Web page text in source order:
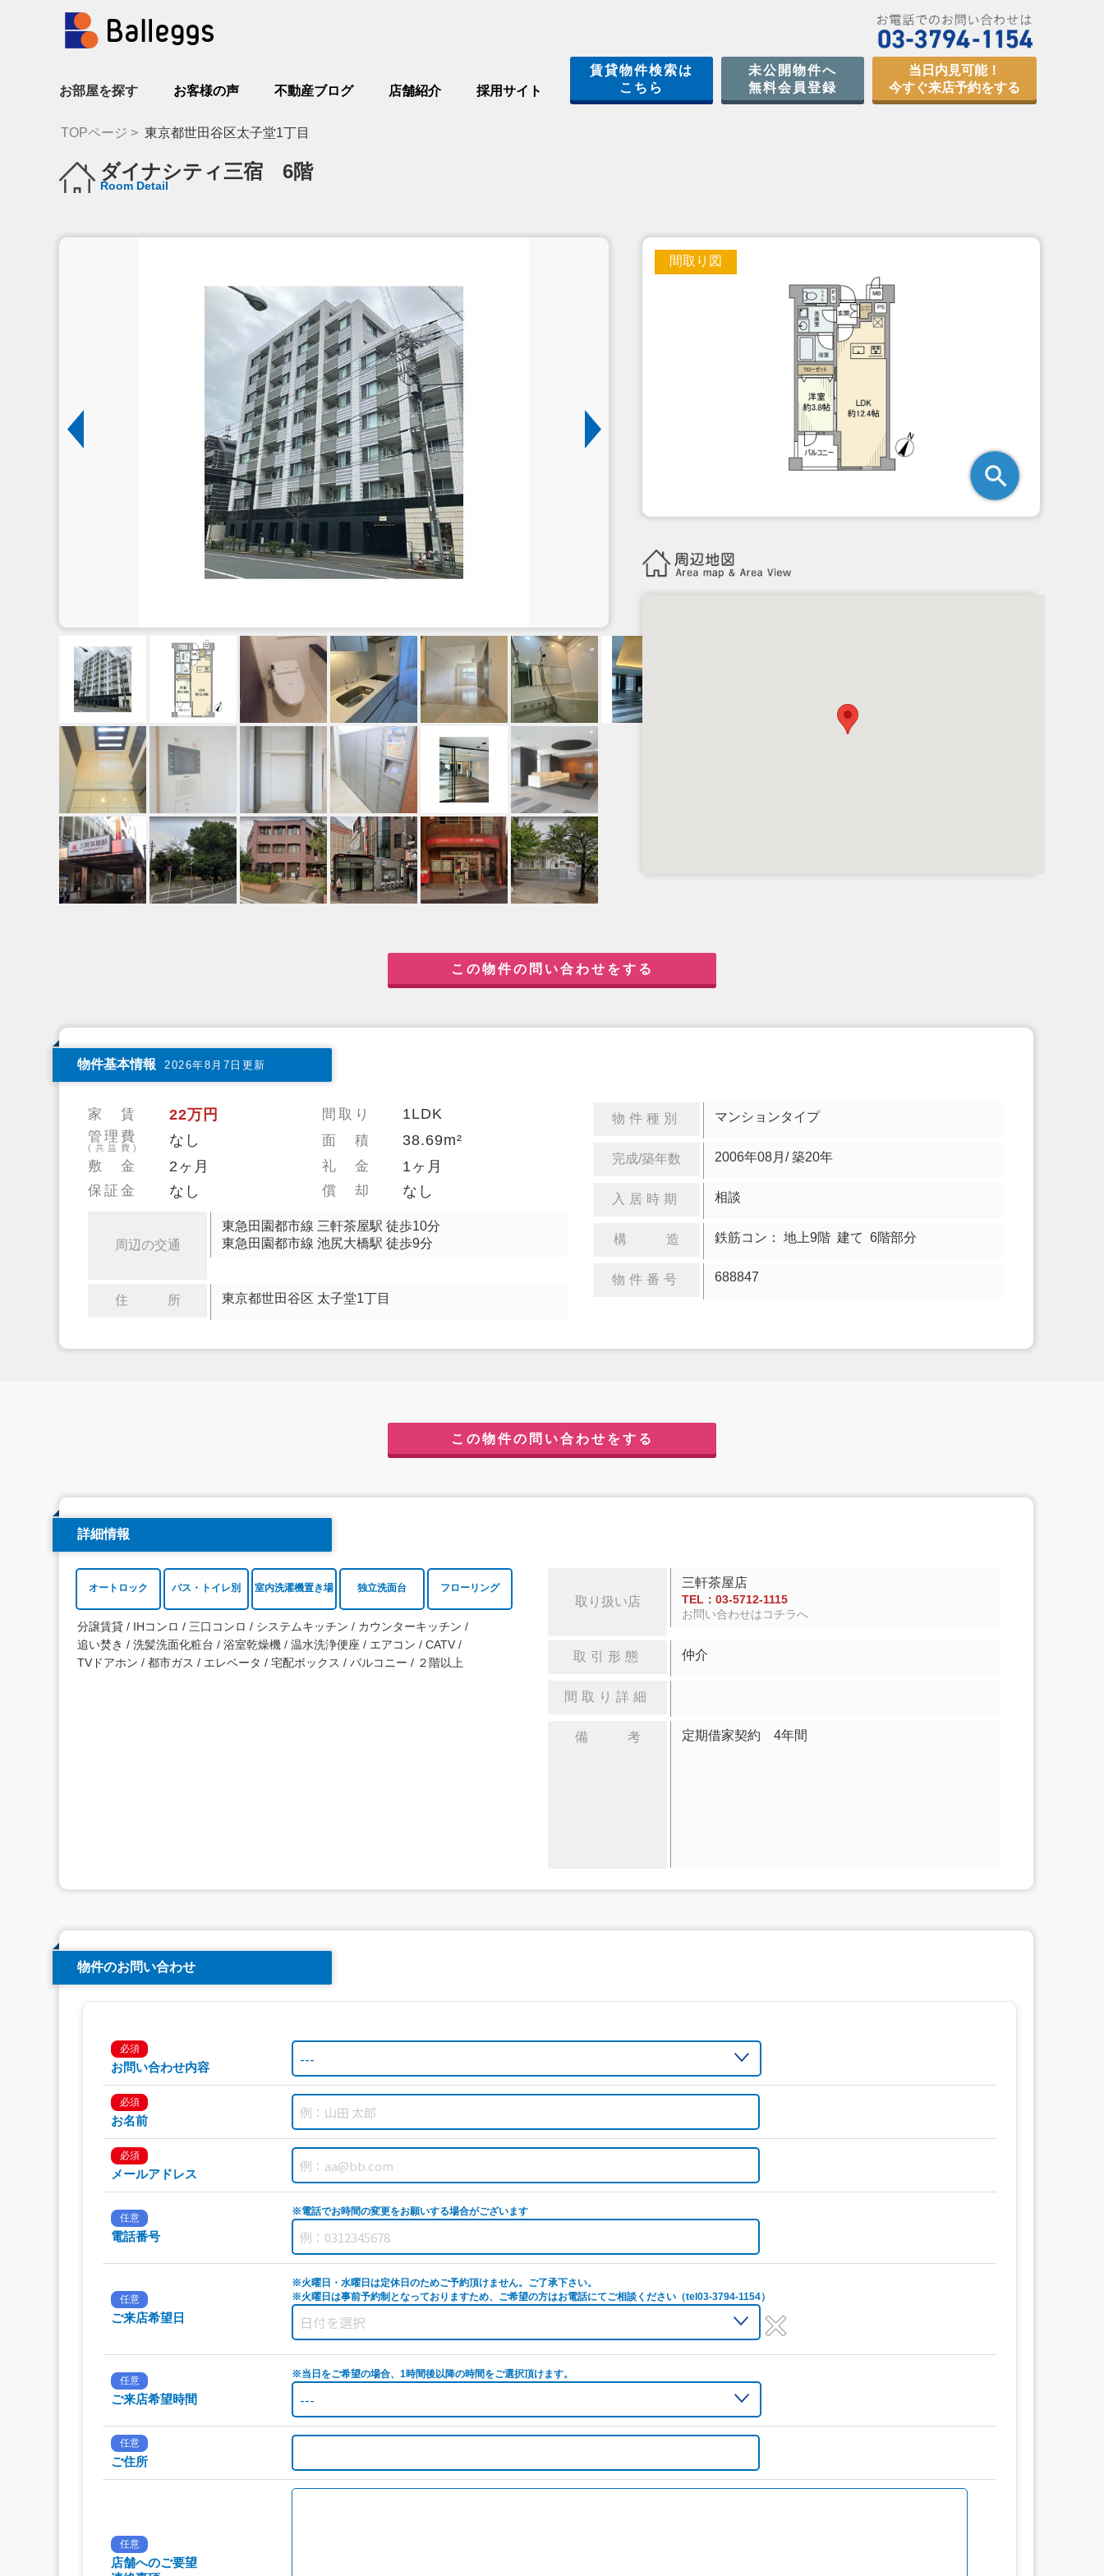
お部屋を探す お客様の声 不動産ブログ 店舗紹介 採用サイト
賃貸物件検索は
こちら
未公開物件へ
無料会員登録
当日内見可能！
今すぐ来店予約をする
TOPページ 東京都世田谷区太子堂1丁目
ダイナシティ三宿 6階
Room Detail
間取り図
この物件の問い合わせをする
物件基本情報 2026年8月7日更新
家 賃 22万円 間取り 1LDK
管理費
(共益費) なし 面 積 38.69m²
敷 金 2ヶ月 礼 金 1ヶ月
保証金 なし 償 却 なし
周辺の交通
東急田園都市線 三軒茶屋駅 徒歩10分
東急田園都市線 池尻大橋駅 徒歩9分
住 所 東京都世田谷区 太子堂1丁目
物件種別 マンションタイプ
完成/築年数 2006年08月/ 築20年
入居時期 相談
構 造 鉄筋コン： 地上9階 建て 6階部分
物件番号 688847
この物件の問い合わせをする
詳細情報
オートロック バス・トイレ別 室内洗濯機置き場 独立洗面台 フローリング
分譲賃貸 IHコンロ 三口コンロ システムキッチン
カウンターキッチン
追い焚き
洗髪洗面化粧台 浴室乾燥機 温水洗浄便座 エアコン
CATV
TVドアホン
都市ガス エレベータ 宅配ボックス バルコニー ２階以上
取り扱い店
三軒茶屋店
TEL：03-5712-1115
お問い合わせはコチラへ
取引形態 仲介
間取り詳細
備 考 定期借家契約 4年間
物件のお問い合わせ
必須
お問い合わせ内容
必須
お名前
必須
メールアドレス
任意
電話番号
※電話でお時間の変更をお願いする場合がございます
任意
ご来店希望日
※火曜日・水曜日は定休日のためご予約頂けません。ご了承下さい。
※火曜日は事前予約制となっておりますため、ご希望の方はお電話にてご相談ください（tel03-3794-1154）
任意
ご来店希望時間
※当日をご希望の場合、1時間後以降の時間をご選択頂けます。
任意
ご住所
任意
店舗へのご要望